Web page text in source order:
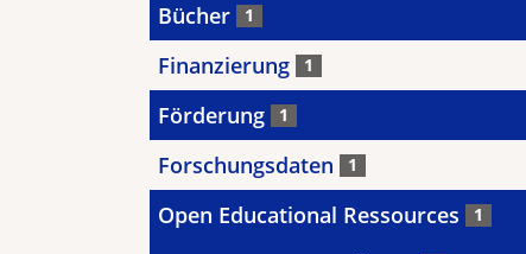
Bücher 1
Finanzierung 1
Förderung 1
Forschungsdaten 1
Open Educational Ressources 1